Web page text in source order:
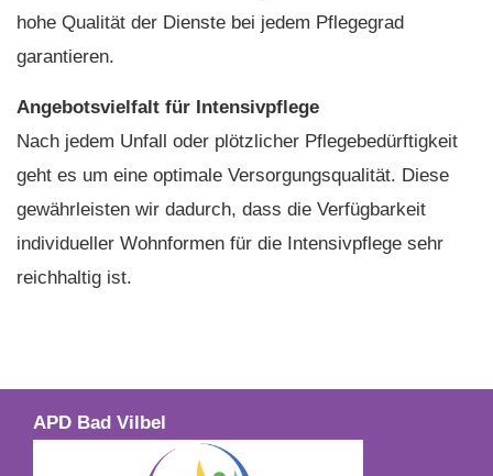
hohe Qualität der Dienste bei jedem Pflegegrad
garantieren.
Angebotsvielfalt für Intensivpflege
Nach jedem Unfall oder plötzlicher Pflegebedürftigkeit
geht es um eine optimale Versorgungsqualität. Diese
gewährleisten wir dadurch, dass die Verfügbarkeit
individueller Wohnformen für die Intensivpflege sehr
reichhaltig ist.
APD Bad Vilbel